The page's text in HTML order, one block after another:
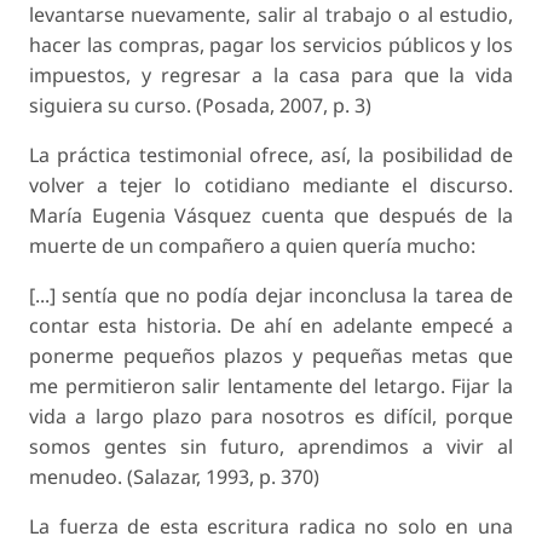
levantarse nuevamente, salir al trabajo o al estudio,
hacer las compras, pagar los servicios públicos y los
impuestos, y regresar a la casa para que la vida
siguiera su curso. (Posada, 2007, p. 3)
La práctica testimonial ofrece, así, la posibilidad de
volver a tejer lo cotidiano mediante el discurso.
María Eugenia Vásquez cuenta que después de la
muerte de un compañero a quien quería mucho:
[...] sentía que no podía dejar inconclusa la tarea de
contar esta historia. De ahí en adelante empecé a
ponerme pequeños plazos y pequeñas metas que
me permitieron salir lentamente del letargo. Fijar la
vida a largo plazo para nosotros es difícil, porque
somos gentes sin futuro, aprendimos a vivir al
menudeo. (Salazar, 1993, p. 370)
La fuerza de esta escritura radica no solo en una